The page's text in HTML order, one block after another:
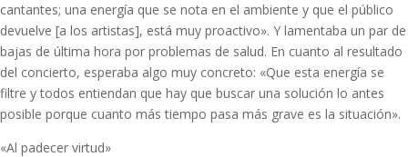
cantantes; una energía que se nota en el ambiente y que el público
devuelve [a los artistas], está muy proactivo». Y lamentaba un par de
bajas de última hora por problemas de salud. En cuanto al resultado
del concierto, esperaba algo muy concreto: «Que esta energía se
filtre y todos entiendan que hay que buscar una solución lo antes
posible porque cuanto más tiempo pasa más grave es la situación».
«Al padecer virtud»